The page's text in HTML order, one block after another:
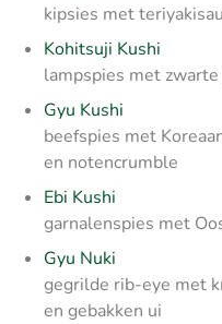
kipsies met
Kohitsuji Kushi
lampspies met
Gyu Kushi
beefspies met
en notencrumble
Ebi Kushi
garnalenspies met
Gyu Nuki
gegrilde rib-eye met
en gebakken ui